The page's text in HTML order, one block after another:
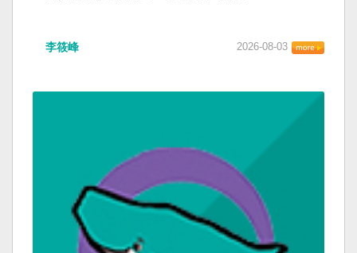
李筱峰 2026-08-03